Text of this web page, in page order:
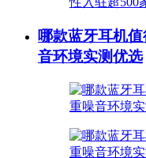
哪款蓝牙耳机
音环境实测优选